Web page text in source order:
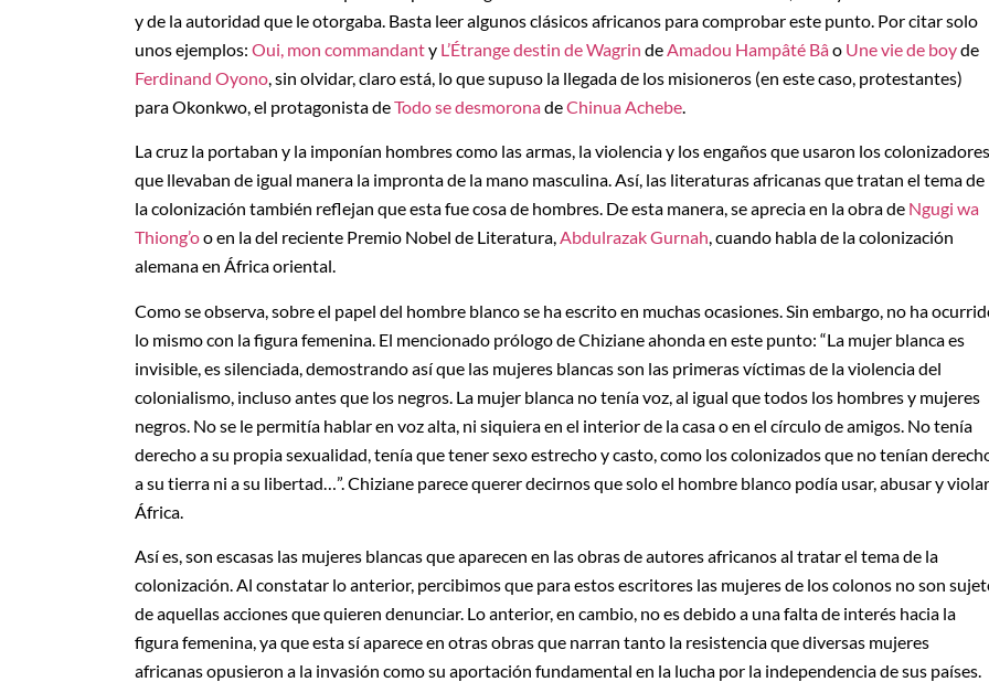
y de la autoridad que le otorgaba. Basta leer algunos clásicos africanos para comprobar este punto. Por citar solo
unos ejemplos: Oui, mon commandanty L’Étrange destin de Wagrin de Amadou Hampâté Bâo Une vie de boyde
Ferdinand Oyono , sin olvidar, claro está, lo que supuso la llegada de los misioneros (en este caso, protestantes)
para Okonkwo, el protagonista deTodo se desmoronadeChinua Achebe
La cruz la portaban y la imponían hombres como las armas, la violencia y los engaños que usaron los colonizadores
que llevaban de igual manera la impronta de la mano masculina. Así, las literaturas africanas que tratan el tema de
la colonización también reflejan que esta fue cosa de hombres. De esta manera, se aprecia en la obra de Ngugi wa
Thiong’oo en la del reciente Premio Nobel de Literatura,Abdulrazak Gurnah, cuando habla de la colonización
alemana en África oriental.
Como se observa, sobre el papel del hombre blanco se ha escrito en muchas ocasiones. Sin embargo, no ha
lo mismo con la figura femenina. El mencionado prólogo de Chiziane ahonda en este punto: “La mujer blanca es
invisible, es silenciada, demostrando así que las mujeres blancas son las primeras víctimas de la violencia del
colonialismo, incluso antes que los negros. La mujer blanca no tenía voz, al igual que todos los hombres y mujeres
negros. No se le permitía hablar en voz alta, ni siquiera en el interior de la casa o en el círculo de amigos. No tenía
derecho a su propia sexualidad, tenía que tener sexo estrecho y casto, como los colonizados que no tenían
a su tierra ni a su libertad…”. Chiziane parece querer decirnos que solo el hombre blanco podía usar, abusar y violar
África.
Así es, son escasas las mujeres blancas que aparecen en las obras de autores africanos al tratar el tema de la
colonización. Al constatar lo anterior, percibimos que para estos escritores las mujeres de los colonos no son
de aquellas acciones que quieren denunciar. Lo anterior, en cambio, no es debido a una falta de interés hacia la
figura femenina, ya que esta sí aparece en otras obras que narran tanto la resistencia que diversas mujeres
africanas opusieron a la invasión como su aportación fundamental en la lucha por la independencia de sus países.